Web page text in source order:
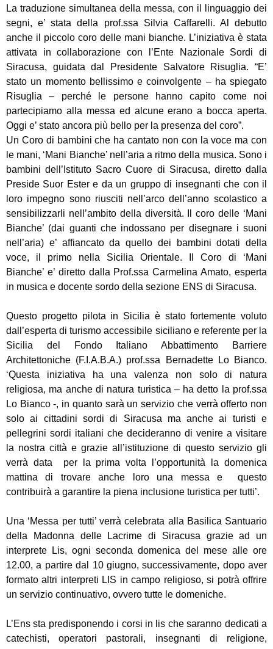
La traduzione simultanea della messa, con il linguaggio dei
segni, e’ stata della prof.ssa Silvia Caffarelli. Al debutto
anche il piccolo coro delle mani bianche. L’iniziativa è stata
attivata in collaborazione con l’Ente Nazionale Sordi di
Siracusa, guidata dal Presidente Salvatore Risuglia. “E’
stato un momento bellissimo e coinvolgente – ha spiegato
Risuglia – perché le persone hanno capito come noi
partecipiamo alla messa ed alcune erano a bocca aperta.
Oggi e’ stato ancora più bello per la presenza del coro”.
Un Coro di bambini che ha cantato non con la voce ma con
le mani, ‘Mani Bianche’ nell’aria a ritmo della musica. Sono i
bambini dell’Istituto Sacro Cuore di Siracusa, diretto dalla
Preside Suor Ester e da un gruppo di insegnanti che con il
loro impegno sono riusciti nell’arco dell’anno scolastico a
sensibilizzarli nell’ambito della diversità. Il coro delle ‘Mani
Bianche’ (dai guanti che indossano per disegnare i suoni
nell’aria) e’ affiancato da quello dei bambini dotati della
voce, il primo nella Sicilia Orientale. Il Coro di ‘Mani
Bianche’ e’ diretto dalla Prof.ssa Carmelina Amato, esperta
in musica e docente sordo della sezione ENS di Siracusa.
Questo progetto pilota in Sicilia è stato fortemente voluto
dall’esperta di turismo accessibile siciliano e referente per la
Sicilia del Fondo Italiano Abbattimento Barriere
Architettoniche (F.I.A.B.A.) prof.ssa Bernadette Lo Bianco.
‘Questa iniziativa ha una valenza non solo di natura
religiosa, ma anche di natura turistica – ha detto la prof.ssa
Lo Bianco -, in quanto sarà un servizio che verrà offerto non
solo ai cittadini sordi di Siracusa ma anche ai turisti e
pellegrini sordi italiani che decideranno di venire a visitare
la nostra città e grazie all’istituzione di questo servizio gli
verrà data per la prima volta l’opportunità la domenica
mattina di trovare anche loro una messa e questo
contribuirà a garantire la piena inclusione turistica per tutti’.
Una ‘Messa per tutti’ verrà celebrata alla Basilica Santuario
della Madonna delle Lacrime di Siracusa grazie ad un
interprete Lis, ogni seconda domenica del mese alle ore
12.00, a partire dal 10 giugno, successivamente, dopo aver
formato altri interpreti LIS in campo religioso, si potrà offrire
un servizio continuativo, ovvero tutte le domeniche.
L’Ens sta predisponendo i corsi in lis che saranno dedicati a
catechisti, operatori pastorali, insegnanti di religione,